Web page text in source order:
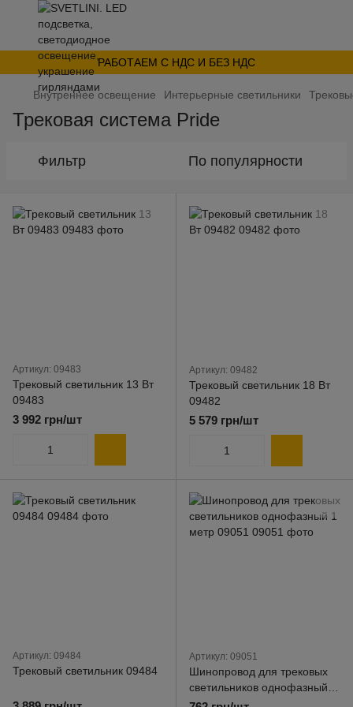
РАБОТАЕМ С НДС И БЕЗ НДС
Внутреннее освещение Интерьерные светильники
Трековая система Pride
Фильтр По популярности
Артикул: 09483
Трековый светильник 13 Вт
09483
3 992 грн/шт
Артикул: 09482
Трековый светильник 18 Вт
09482
5 579 грн/шт
Артикул: 09484
Трековый светильник 09484
Артикул: 09051
Шинопровод для трековых
светильников однофазный 1
метр 09051